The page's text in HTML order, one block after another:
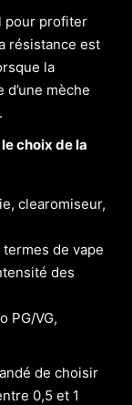
pour profiter
résistance est
la
mèche
choix de la
clearomiseur,
de vape
des
PG/VG,
de choisir
0,5 et 1